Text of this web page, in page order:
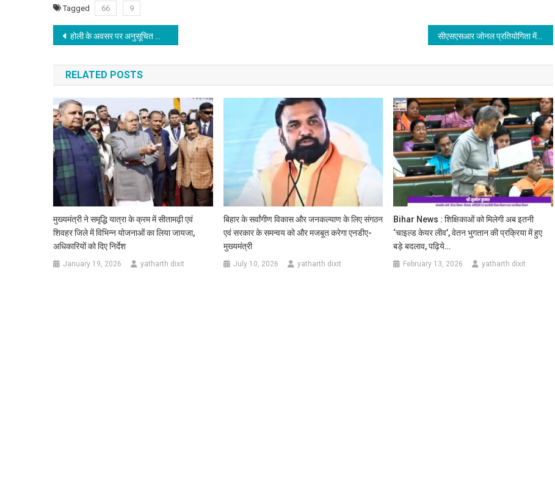
Tagged 66 9
Post
navigation
होली के अवसर पर अनुसूचित जाति एवं अनुसूचित जनजाति मंत्री का ऐलान, आवासीय विद्यालयों में स्वास्थ्य कर्मियों की होगी तैनाती सीएसएसआर जोनल प्रतियोगिता में बिहार की टीम ने मारी बाजी, सात राज्यों में पहला स्थान
RELATED POSTS
मुख्यमंत्री ने समृद्धि यात्रा के क्रम में सीतामढ़ी एवं
शिवहर जिले में विभिन्न योजनाओं का लिया जायजा,
अधिकारियों को दिए निर्देश
January 19, 2026 yatharth dixit
बिहार के सर्वांगीण विकास और जनकल्याण के लिए संगठन
एवं सरकार के समन्वय को और मजबूत करेगा एनडीए-
मुख्यमंत्री
July 10, 2026 yatharth dixit
Bihar News : शिक्षिकाओं को मिलेगी अब इतनी
‘चाइल्ड केयर लीव’, वेतन भुगतान की प्रक्रिया में हुए
बड़े बदलाव, पढ़िये…
February 13, 2026 yatharth dixit